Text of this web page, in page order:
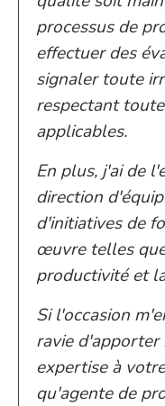
processus de
effectuer des
signaler toute
respectant
applicables.
En plus, j'ai de
direction
d'initiatives de
œuvre telles
productivité et
Si l'occasion
ravie d'apporter
expertise à
qu'agente de